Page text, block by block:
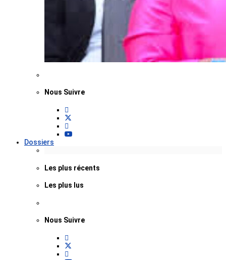
Nous Suivre
Dossiers
Les plus récents
Les plus lus
Nous Suivre